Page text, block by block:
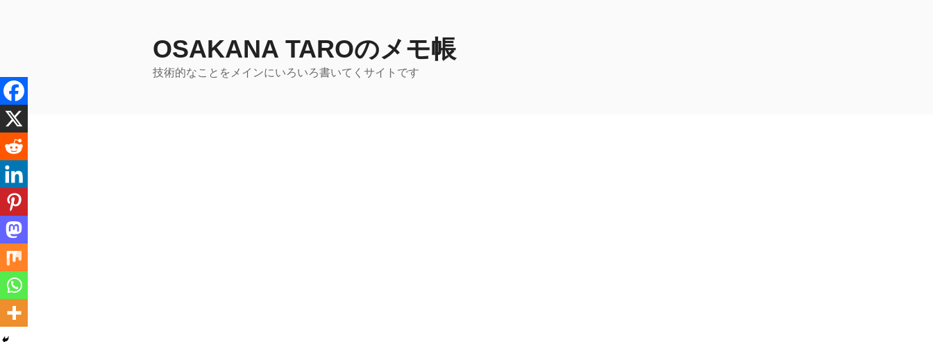
へ
ス
キ
プ
OSAKANA TAROのメモ帳
技術的なことをメインにいろいろ書いてくサイトです